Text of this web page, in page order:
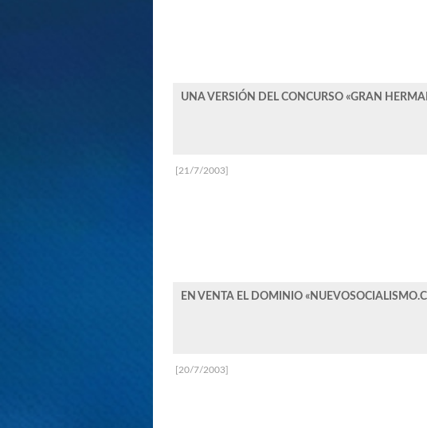
UNA VERSIÓN DEL CONCURSO «GRAN
EN VENTA EL DOMINIO
[21/7/2003]
[20/7/2003]